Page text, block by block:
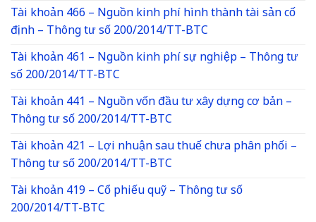
Tài khoản 466 – Nguồn kinh phí hình thành tài sản cố
định – Thông tư số 200/2014/TT-BTC
Tài khoản 461 – Nguồn kinh phí sự nghiệp – Thông tư
số 200/2014/TT-BTC
Tài khoản 441 – Nguồn vốn đầu tư xây dựng cơ bản –
Thông tư số 200/2014/TT-BTC
Tài khoản 421 – Lợi nhuận sau thuế chưa phân phối –
Thông tư số 200/2014/TT-BTC
Tài khoản 419 – Cổ phiếu quỹ – Thông tư số
200/2014/TT-BTC